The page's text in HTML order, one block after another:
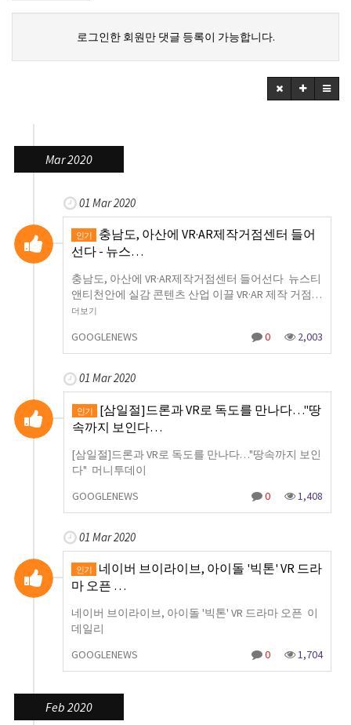
로그인한 회원만 댓글 등록이 가능합니다.
Mar 2020
01 Mar 2020
인기
충남도, 아산에 VR·AR제작거점센터 들어
선다 - 뉴스…
충남도, 아산에 VR·AR제작거점센터 들어선다 뉴스티
앤티천안에 실감 콘텐츠 산업 이끌 VR·AR 제작 거점…
더보기
GOOGLENEWS 0 2,003
01 Mar 2020
인기
[삼일절]드론과 VR로 독도를 만나다…"땅
속까지 보인다…
[삼일절]드론과 VR로 독도를 만나다…"땅속까지 보인
다" 머니투데이
GOOGLENEWS
0 1,408
01 Mar 2020
인기
네이버 브이라이브, 아이돌 '빅톤' VR 드라
마 오픈 …
네이버 브이라이브, 아이돌 '빅톤' VR 드라마 오픈 이
데일리
GOOGLENEWS
0 1,704
Feb 2020